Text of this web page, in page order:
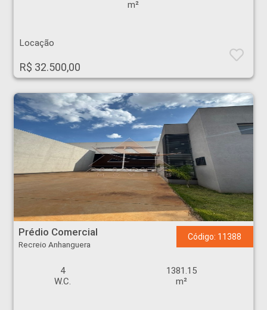
m²
Locação
R$ 32.500,00
Prédio Comercial - Recreio Anhanguera - Ribeirão Preto
Prédio Comercial
Recreio Anhanguera
Código: 11388
4
W.C.
1381.15
m²